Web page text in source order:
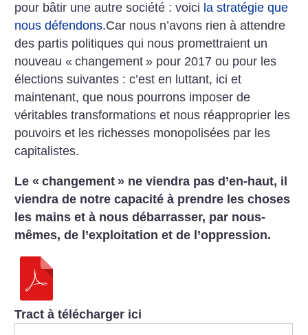
pour bâtir une autre société : voici la stratégie que
nous défendons.Car nous n’avons rien à attendre
des partis politiques qui nous promettraient un
nouveau « changement » pour 2017 ou pour les
élections suivantes : c’est en luttant, ici et
maintenant, que nous pourrons imposer de
véritables transformations et nous réapproprier les
pouvoirs et les richesses monopolisées par les
capitalistes.
Le « changement » ne viendra pas d’en-haut, il
viendra de notre capacité à prendre les choses
les mains et à nous débarrasser, par nous-
mêmes, de l’exploitation et de l’oppression.
Tract à télécharger ici